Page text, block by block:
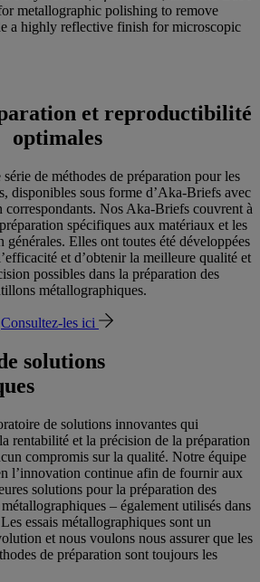
et reproductibilité
optimales
de méthodes de préparation pour les
disponibles sous forme d’Aka-Briefs avec
correspondants. Nos Aka-Briefs couvrent à
spécifiques aux matériaux et les
générales. Elles ont toutes été développées
et d’obtenir la meilleure qualité et
possibles dans la préparation des
métallographiques.
Consultez-les ici
solutions
de solutions innovantes qui
rentabilité et la précision de la préparation
compromis sur la qualité. Notre équipe
l’innovation continue afin de fournir aux
solutions pour la préparation des
– également utilisés dans
essais métallographiques sont un
et nous voulons nous assurer que les
de préparation sont toujours les